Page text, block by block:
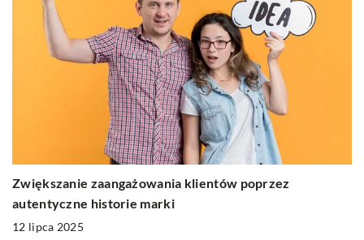
Zwiększanie zaangażowania klientów poprzez
autentyczne historie marki
12 lipca 2025